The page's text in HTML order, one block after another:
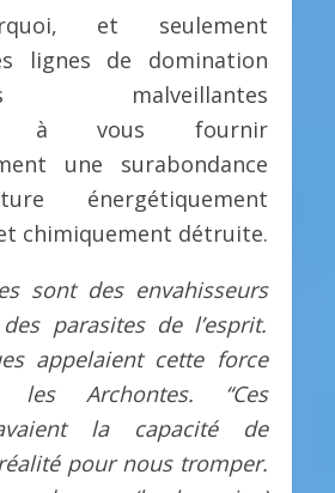
et seulement
lignes de domination
malveillantes
à vous fournir
une surabondance
énergétiquement
chimiquement détruite.
sont des envahisseurs
parasites de l’esprit.
appelaient cette force
les Archontes. “Ces
la capacité de
pour nous tromper.